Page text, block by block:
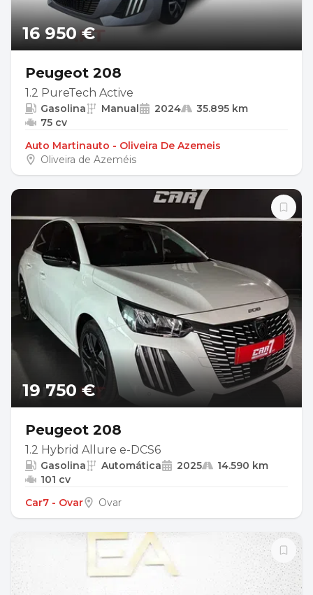
16 950 €
Peugeot 208
1.2 PureTech Active
Gasolina Manual 2024
35.895 km
75 cv
Auto Martinauto - Oliveira De Azemeis
Oliveira de Azeméis
19 750 €
Peugeot 208
1.2 Hybrid Allure e-DCS6
Gasolina Automática 2025
14.590 km
101 cv
Car7 - Ovar
Ovar